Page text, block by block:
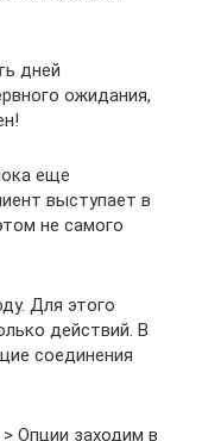
дней
ожидания,
еще
выступает в
не самого
Для этого
действий. В
соединения
Опции заходим в